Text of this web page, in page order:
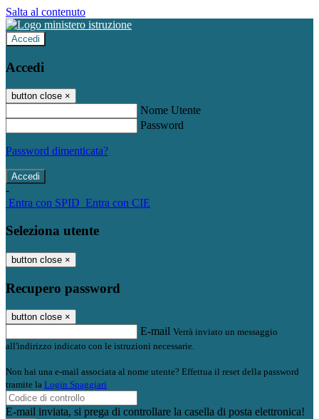
Salta al contenuto
Accedi
Accedi
button close ×
Nome Utente
Password
Password dimenticata?
-
Entra con SPID Entra con CIE
Seleziona utente
button close ×
Recupero password
button close ×
E-mail Verrà inviato un messaggio
all'indirizzo indicato con le istruzioni necessarie.
Non hai una e-mail associata al nome utente? Effettua il reset della password
tramite la Login Spaggiari
E-mail inviata, si prega di controllare la casella di posta elettronica!